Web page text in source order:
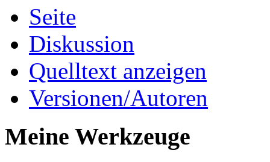
Seite
Diskussion
Quelltext anzeigen
Versionen/Autoren
Meine Werkzeuge